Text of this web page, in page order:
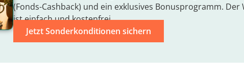
(Fonds-Cashback) und ein exklusives Bonusprogramm. Der
ist einfach und kostenfrei.
Jetzt Sonderkonditionen sichern